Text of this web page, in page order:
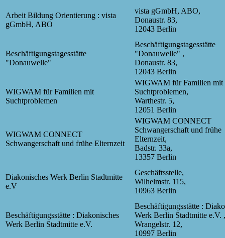
Arbeit Bildung Orientierung : vista
gGmbH, ABO
vista gGmbH, ABO,
Donaustr. 83,
12043 Berlin
Beschäftigungstagesstätte
"Donauwelle"
Beschäftigungstagesstätte
"Donauwelle" ,
Donaustr. 83,
12043 Berlin
WIGWAM für Familien mit
Suchtproblemen
WIGWAM für Familien mit
Suchtproblemen,
Warthestr. 5,
12051 Berlin
WIGWAM CONNECT
Schwangerschaft und frühe Elternzeit
WIGWAM CONNECT
Schwangerschaft und frühe
Elternzeit,
Badstr. 33a,
13357 Berlin
Diakonisches Werk Berlin Stadtmitte
e.V
Geschäftsstelle,
Wilhelmstr. 115,
10963 Berlin
Beschäftigungsstätte : Diakonisches
Werk Berlin Stadtmitte e.V.
Beschäftigungsstätte :
Werk Berlin Stadtmitte e.V. ,
Wrangelstr. 12,
10997 Berlin